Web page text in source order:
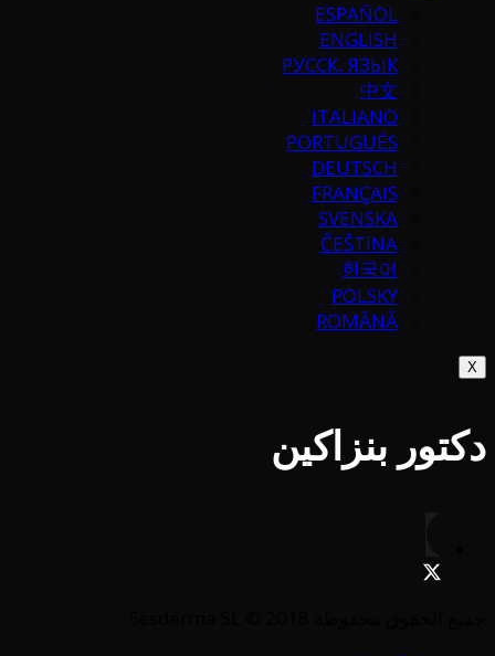
ESPAÑOL
ENGLISH
РУССК. ЯЗЫК
中文
ITALIANO
PORTUGUÉS
DEUTSCH
FRANÇAIS
SVENSKA
ČEŠTINA
한국어
POLSKY
ROMÂNĂ
X
دكتور بنزاكين